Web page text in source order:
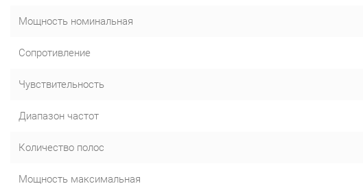
Мощность номинальная
Сопротивление
Чувствительность
Диапазон частот
Количество полос
Мощность максимальная